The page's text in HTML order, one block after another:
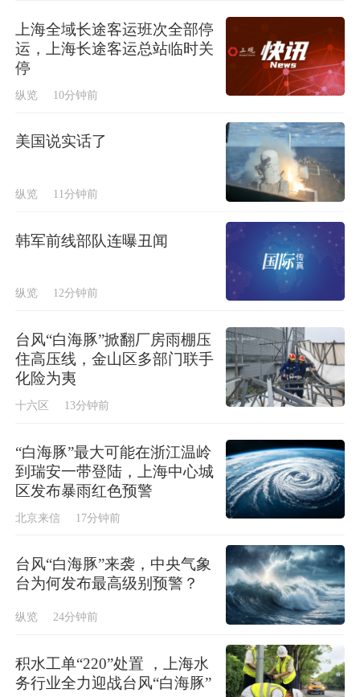
上海全域长途客运班次全部停
运，上海长途客运总站临时关
停
纵览 10分钟前
美国说实话了
纵览 11分钟前
韩军前线部队连曝丑闻
纵览 12分钟前
台风“白海豚”掀翻厂房雨棚压
住高压线，金山区多部门联手
化险为夷
十六区 13分钟前
“白海豚”最大可能在浙江温岭
到瑞安一带登陆，上海中心城
区发布暴雨红色预警
北京来信 17分钟前
台风“白海豚”来袭，中央气象
台为何发布最高级别预警？
纵览 24分钟前
积水工单“220”处置 ，上海水
务行业全力迎战台风“白海豚”